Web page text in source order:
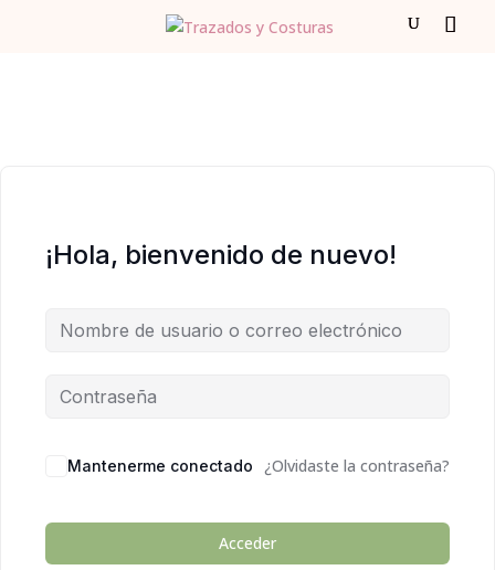
¡Hola, bienvenido de nuevo!
Mantenerme conectado ¿Olvidaste la contraseña?
Acceder